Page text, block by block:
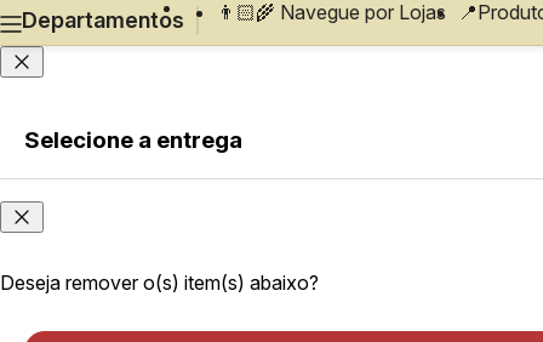
Departamentos 👨🏻‍🌾 Navegue por Lojas
ou cadastre-se
Faça login
ou cadastre-se
Onde
você
está?
velocidade de
Selecione a entrega
Deseja remover o(s) item(s) abaixo?